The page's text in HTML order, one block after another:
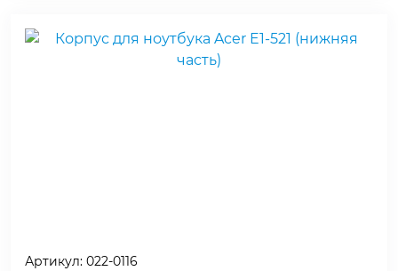
Артикул: 022-0116